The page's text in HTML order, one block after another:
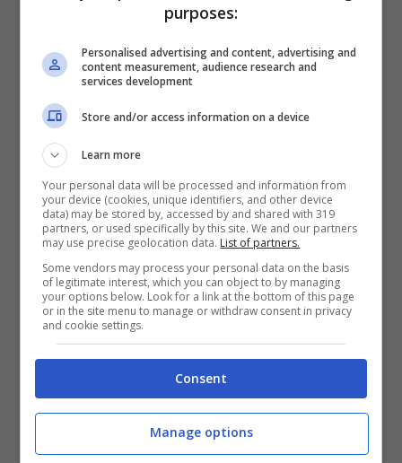
la prima volta alcune caratteristiche del
nuovo bolide.L’auto è un’ammiraglia elettrica
lunga ben 5,3 metri, con 3,2 metri di passo,
in modo da assicurare una notevole abitabilità
interna agli occupanti del veicolo. Presenti i
cerchi da 23″, con le forme che ricordano una
due volumi molto massiccia, ma dal design
davvero piacevole. Nuovi i gruppi ottici a LED
a taglio a C, con telecamere che prendono il
posto degli specchietti, integrandosi meglio
con le soluzioni hi-tech cinesi.
purposes:
Personalised advertising and content, advertising and
content measurement, audience research and
services development
Store and/or access information on a device
Learn more
Your personal data will be processed and information from
your device (cookies, unique identifiers, and other device
data) may be stored by, accessed by and shared with 319
partners, or used specifically by this site. We and our partners
may use precise geolocation data. List of partners.
Some vendors may process your personal data on the basis
of legitimate interest, which you can object to by managing
your options below. Look for a link at the bottom of this page
or in the site menu to manage or withdraw consent in privacy
and cookie settings.
Consent
Manage options